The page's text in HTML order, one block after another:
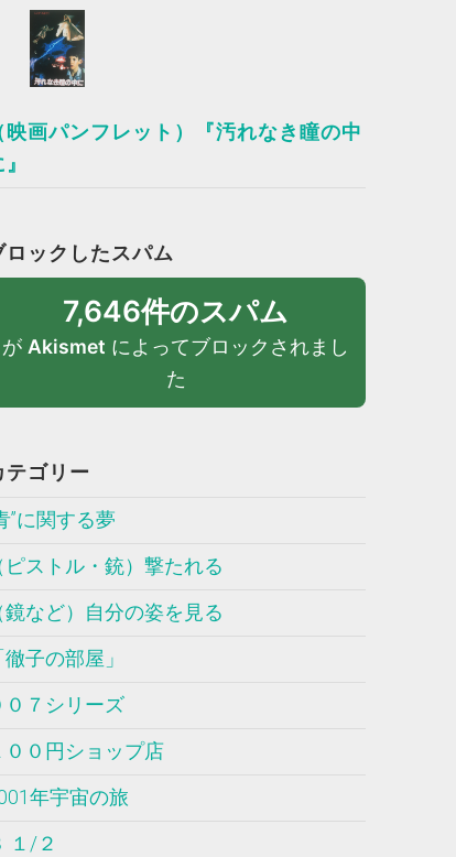
映画パンフレット）『汚れなき瞳の中
ロックしたスパム
7,646件のスパム
が Akismet によってブロックされまし
た
テゴリー
”に関する夢
ピストル・銃）撃たれる
鏡など）自分の姿を見る
徹子の部屋」
０７シリーズ
００円ショップ店
年宇宙の旅
１/２